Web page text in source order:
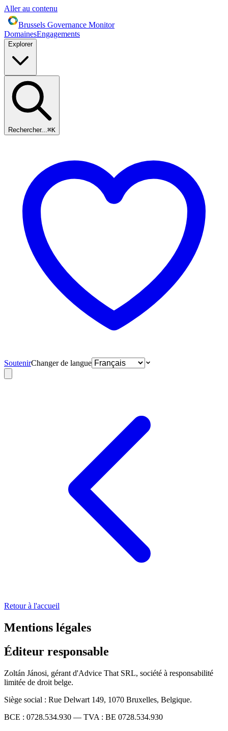
Aller au contenu
Brussels Governance Monitor
DomainesEngagements
Explorer
Rechercher...⌘K
SoutenirChanger de langue
Retour à l'accueil
Mentions légales
Éditeur responsable
Zoltán Jánosi, gérant d'Advice That SRL, société à responsabilité
limitée de droit belge.
Siège social : Rue Delwart 149, 1070 Bruxelles, Belgique.
BCE : 0728.534.930 — TVA : BE 0728.534.930